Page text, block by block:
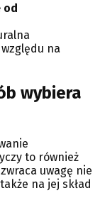
od
na
wybiera
to również
uwagę nie
na jej skład